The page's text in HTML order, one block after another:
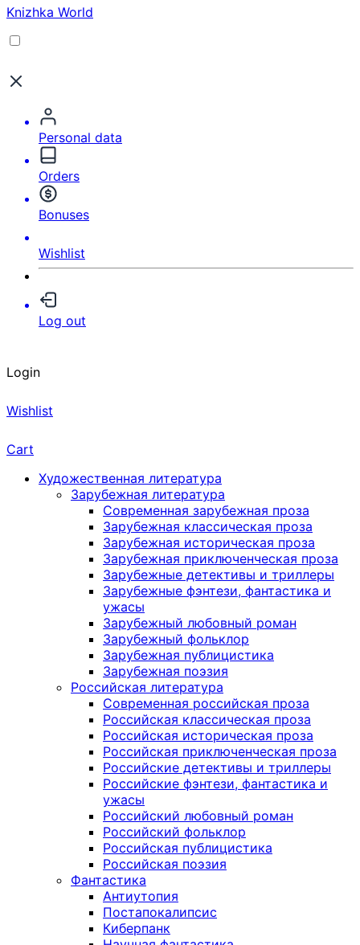
Knizhka World
Personal data
Orders
Bonuses
Wishlist
Log out
Login
Wishlist
Cart
Художественная литература
Зарубежная литература
Современная зарубежная проза
Зарубежная классическая проза
Зарубежная историческая проза
Зарубежная приключенческая проза
Зарубежные детективы и триллеры
Зарубежные фэнтези, фантастика и
ужасы
Зарубежный любовный роман
Зарубежный фольклор
Зарубежная публицистика
Зарубежная поэзия
Российская литература
Современная российская проза
Российская классическая проза
Российская историческая проза
Российская приключенческая проза
Российские детективы и триллеры
Российские фэнтези, фантастика и
ужасы
Российский любовный роман
Российский фольклор
Российская публицистика
Российская поэзия
Фантастика
Антиутопия
Постапокалипсис
Киберпанк